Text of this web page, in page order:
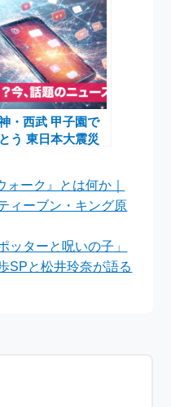
・西武 甲子園で
う 東日本大震災
ーク』とは何か｜
ィーブン・キング原
ッターと呪いの子」
SPと松井玲奈が語る